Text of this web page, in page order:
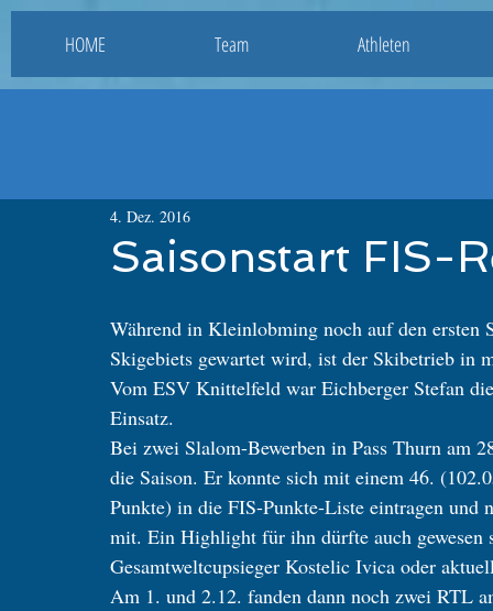
HOME Team Athleten
Saisonstart FIS-
4. Dez. 2016
Während in Kleinlobming noch auf den ersten
Skigebiets gewartet wird, ist der Skibetrieb in
Vom ESV Knittelfeld war Eichberger Stefan
Einsatz.
Bei zwei Slalom-Bewerben in Pass Thurn am
die Saison. Er konnte sich mit einem 46.
Punkte) in die FIS-Punkte-Liste eintragen
mit. Ein Highlight für ihn dürfte auch
Gesamtweltcupsieger Kostelic Ivica oder
Am 1. und 2.12. fanden dann noch zwei RTL